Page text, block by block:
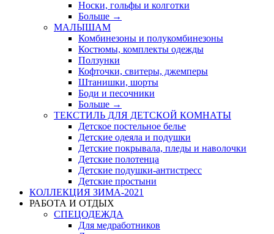
Носки, гольфы и колготки
Больше →
МАЛЫШАМ
Комбинезоны и полукомбинезоны
Костюмы, комплекты одежды
Ползунки
Кофточки, свитеры, джемперы
Штанишки, шорты
Боди и песочники
Больше →
ТЕКСТИЛЬ ДЛЯ ДЕТСКОЙ КОМНАТЫ
Детское постельное белье
Детские одеяла и подушки
Детские покрывала, пледы и наволочки
Детские полотенца
Детские подушки-антистресс
Детские простыни
КОЛЛЕКЦИЯ ЗИМА-2021
РАБОТА И ОТДЫХ
СПЕЦОДЕЖДА
Для медработников